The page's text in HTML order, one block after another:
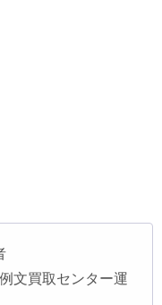
文買取センター運